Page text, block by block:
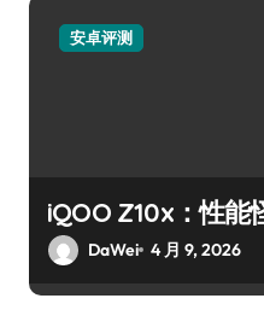
安卓评测
iQOO Z10x：性能
DaWei 4 月 9, 2026